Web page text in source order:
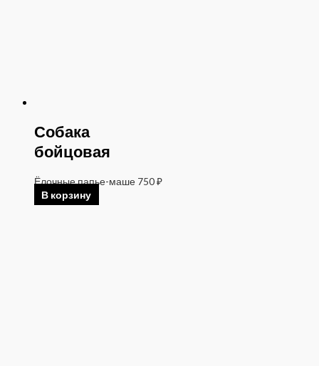
Собака
бойцовая
Ёлочные папье-маше 750₽
В корзину